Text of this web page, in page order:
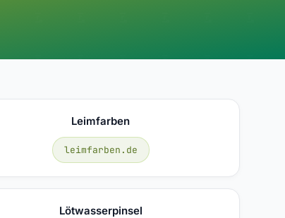
Leimfarben
leimfarben.de
Lötwasserpinsel